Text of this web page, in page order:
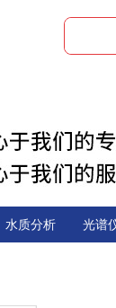
水质分析 光谱